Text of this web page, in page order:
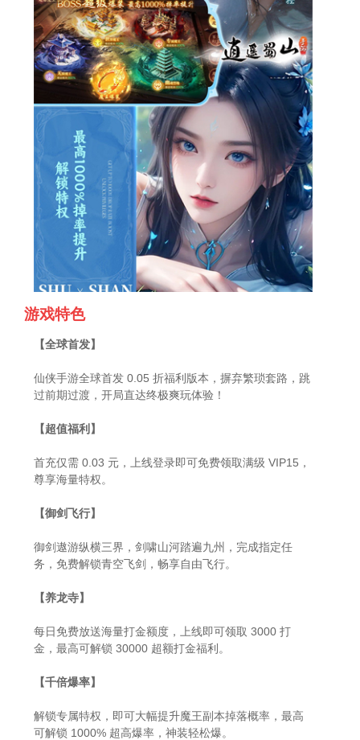
游戏特色
【全球首发】
仙侠手游全球首发 0.05 折福利版本，摒弃繁琐套路，跳
过前期过渡，开局直达终极爽玩体验！
【超值福利】
首充仅需 0.03 元，上线登录即可免费领取满级 VIP15，
尊享海量特权。
【御剑飞行】
御剑遨游纵横三界，剑啸山河踏遍九州，完成指定任
务，免费解锁青空飞剑，畅享自由飞行。
【养龙寺】
每日免费放送海量打金额度，上线即可领取 3000 打
金，最高可解锁 30000 超额打金福利。
【千倍爆率】
解锁专属特权，即可大幅提升魔王副本掉落概率，最高
可解锁 1000% 超高爆率，神装轻松爆。